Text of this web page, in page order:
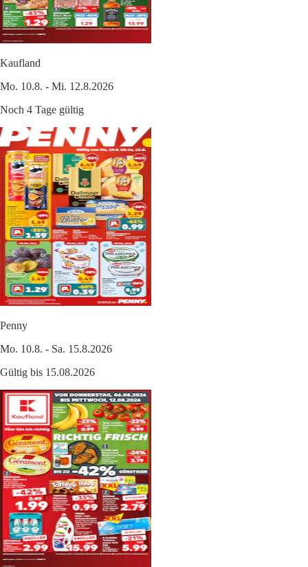
Kaufland
Mo. 10.8. - Mi. 12.8.2026
Noch 4 Tage gültig
Penny
Mo. 10.8. - Sa. 15.8.2026
Gültig bis 15.08.2026